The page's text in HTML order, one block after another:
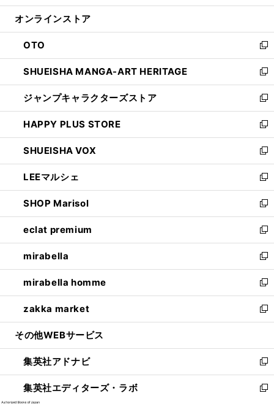
開
ン
ウ
で
開
く
ウ
ン
ド
ウ
で
開
く
オンラインストア
OTO
新
し
い
ウ
ィ
ン
ド
ウ
で
開
く
SHUEISHA MANGA-ART HERITAGE
新
し
い
ウ
ィ
ン
ド
ウ
で
開
く
ジャンプキャラクターズストア
新
し
い
ウ
ィ
ン
ド
ウ
で
開
く
HAPPY PLUS STORE
新
し
い
ウ
ィ
ン
ド
ウ
で
開
く
SHUEISHA VOX
新
し
い
ウ
ィ
ン
ド
ウ
で
開
く
LEEマルシェ
新
し
い
ウ
ィ
ン
ド
ウ
で
開
く
SHOP Marisol
新
し
い
ウ
ィ
ン
ド
ウ
で
開
eclat premium
新
し
い
ウ
ィ
ン
ド
ウ
開
く
mirabella
新
し
い
ウ
ィ
ン
ウ
で
開
く
mirabella homme
新
し
い
ウ
ン
ド
ウ
で
zakka market
新
し
ウ
ィ
ン
ド
その他WEBサービス
集英社アドナビ
新
し
い
集英社エディターズ・ラボ
新